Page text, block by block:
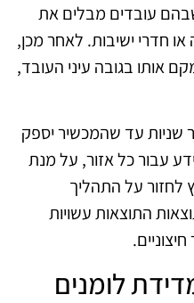
עובדים מבלים את
חדרי ישיבות. לאחר מכן,
אותו בגובה עיני העובד,
עד שהמכשיר יספק
עבור כל אזור, על מנת
לחזור על התהליך
התוצאות עשויות
לומנים